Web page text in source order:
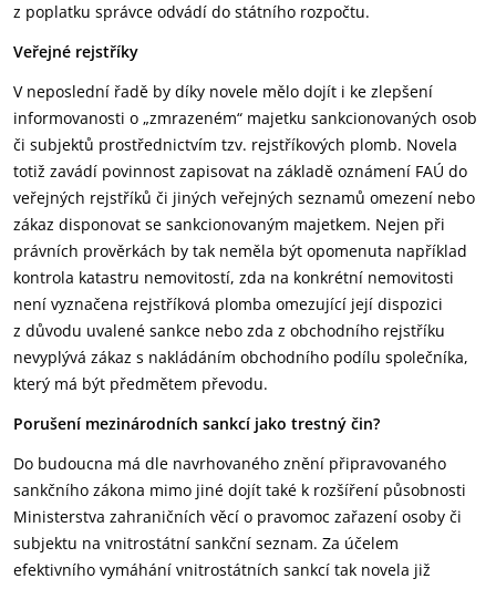
z poplatku správce odvádí do státního rozpočtu.
Veřejné rejstříky
V neposlední řadě by díky novele mělo dojít i ke zlepšení
informovanosti o „zmrazeném“ majetku sankcionovaných osob
či subjektů prostřednictvím tzv. rejstříkových plomb. Novela
totiž zavádí povinnost zapisovat na základě oznámení FAÚ do
veřejných rejstříků či jiných veřejných seznamů omezení nebo
zákaz disponovat se sankcionovaným majetkem. Nejen při
právních prověrkách by tak neměla být opomenuta například
kontrola katastru nemovitostí, zda na konkrétní nemovitosti
není vyznačena rejstříková plomba omezující její dispozici
z důvodu uvalené sankce nebo zda z obchodního rejstříku
nevyplývá zákaz s nakládáním obchodního podílu společníka,
který má být předmětem převodu.
Porušení mezinárodních sankcí jako trestný čin?
Do budoucna má dle navrhovaného znění připravovaného
sankčního zákona mimo jiné dojít také k rozšíření působnosti
Ministerstva zahraničních věcí o pravomoc zařazení osoby či
subjektu na vnitrostátní sankční seznam. Za účelem
efektivního vymáhání vnitrostátních sankcí tak novela již